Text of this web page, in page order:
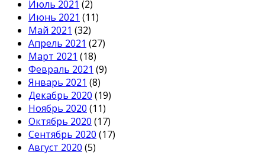
Июль 2021 (2)
Июнь 2021 (11)
Май 2021 (32)
Апрель 2021 (27)
Март 2021 (18)
Февраль 2021 (9)
Январь 2021 (8)
Декабрь 2020 (19)
Ноябрь 2020 (11)
Октябрь 2020 (17)
Сентябрь 2020 (17)
Август 2020 (5)